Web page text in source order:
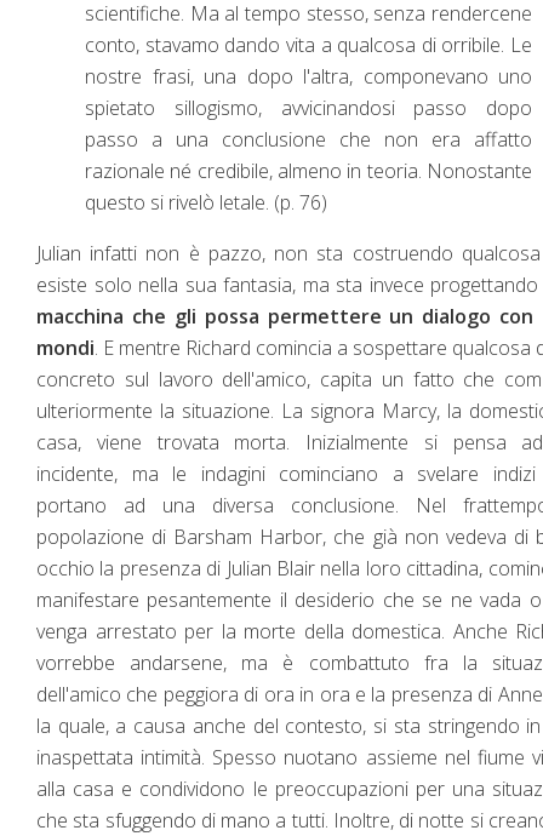
scientifiche. Ma al tempo stesso, senza rendercene
conto, stavamo dando vita a qualcosa di orribile. Le
nostre frasi, una dopo l'altra, componevano uno
spietato sillogismo, avvicinandosi passo dopo
passo a una conclusione che non era affatto
razionale né credibile, almeno in teoria. Nonostante
questo si rivelò letale. (p. 76)
Julian infatti non è pazzo, non sta costruendo
esiste solo nella sua fantasia, ma sta invece
macchina che gli possa permettere un dialogo
mondi. E mentre Richard comincia a sospettare qualcosa
concreto sul lavoro dell'amico, capita un fatto che
ulteriormente la situazione. La signora Marcy, la
casa, viene trovata morta. Inizialmente si pensa
incidente, ma le indagini cominciano a svelare
portano ad una diversa conclusione. Nel
popolazione di Barsham Harbor, che già non vedeva di
occhio la presenza di Julian Blair nella loro cittadina,
manifestare pesantemente il desiderio che se ne vada
venga arrestato per la morte della domestica. Anche
vorrebbe andarsene, ma è combattuto fra la
dell'amico che peggiora di ora in ora e la presenza di
la quale, a causa anche del contesto, si sta stringendo
inaspettata intimità. Spesso nuotano assieme nel fiume
alla casa e condividono le preoccupazioni per una
che sta sfuggendo di mano a tutti. Inoltre, di notte si